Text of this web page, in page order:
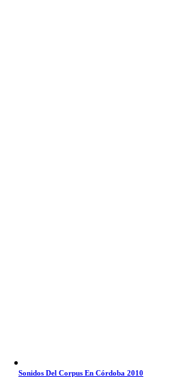
Sonidos Del Corpus En Córdoba 2010